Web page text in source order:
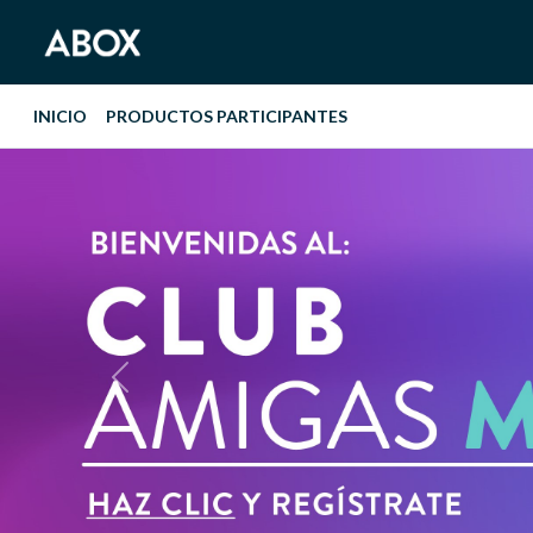
INICIO PRODUCTOS PARTICIPANTES
Previous